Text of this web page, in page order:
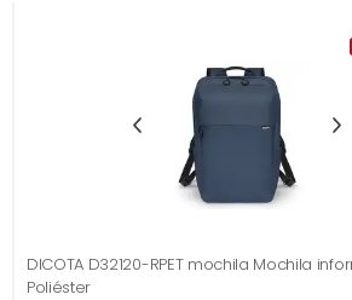
DICOTA D32120-RPET mochila Mochila
Poliéster